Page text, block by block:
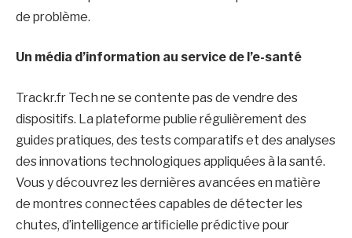
de problème.
Un média d’information au service de l’e-santé
Trackr.fr Tech ne se contente pas de vendre des
dispositifs. La plateforme publie régulièrement des
guides pratiques, des tests comparatifs et des analyses
des innovations technologiques appliquées à la santé.
Vous y découvrez les dernières avancées en matière
de montres connectées capables de détecter les
chutes, d’intelligence artificielle prédictive pour